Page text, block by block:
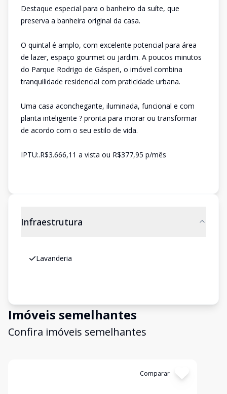
Destaque especial para o banheiro da suíte, que
preserva a banheira original da casa.
O quintal é amplo, com excelente potencial para área
de lazer, espaço gourmet ou jardim. A poucos minutos
do Parque Rodrigo de Gásperi, o imóvel combina
tranquilidade residencial com praticidade urbana.
Uma casa aconchegante, iluminada, funcional e com
planta inteligente ? pronta para morar ou transformar
de acordo com o seu estilo de vida.
IPTU:.R$3.666,11 a vista ou R$377,95 p/mês
Infraestrutura
Lavanderia
Imóveis semelhantes
Confira imóveis semelhantes
Comparar